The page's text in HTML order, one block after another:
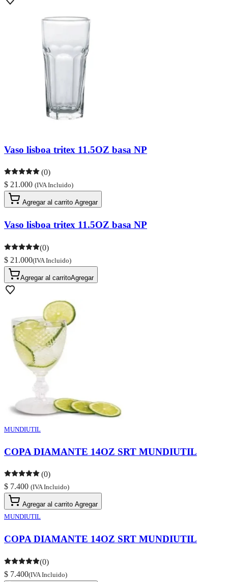
Vaso lisboa tritex 11.5OZ basa NP
(0)
$ 21.000 (IVA Incluido)
Agregar al carrito Agregar
Vaso lisboa tritex 11.5OZ basa NP
(0)
$ 21.000(IVA Incluido)
Agregar al carritoAgregar
MUNDIUTIL
COPA DIAMANTE 14OZ SRT MUNDIUTIL
(0)
$ 7.400 (IVA Incluido)
Agregar al carrito Agregar
MUNDIUTIL
COPA DIAMANTE 14OZ SRT MUNDIUTIL
(0)
$ 7.400(IVA Incluido)